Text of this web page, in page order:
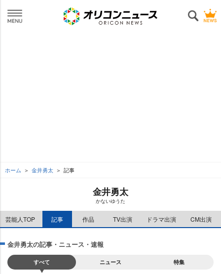
ホーム 金井勇太 記事
金井勇太
かないゆうた
芸能人TOP 記事 作品 TV出演 ドラマ出演 CM出演
金井勇太の記事・ニュース・速報
すべて ニュース 特集